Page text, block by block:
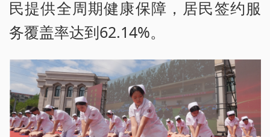
民提供全周期健康保障，居民签约服
务覆盖率达到62.14%。